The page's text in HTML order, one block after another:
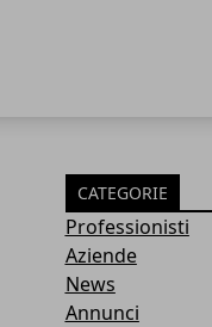
CATEGORIE
Professionisti
Aziende
News
Annunci